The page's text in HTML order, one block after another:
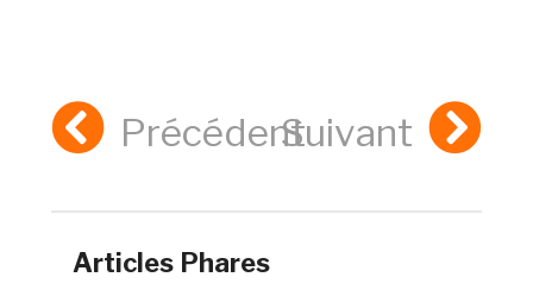
PrécédentSuivant
Articles Phares